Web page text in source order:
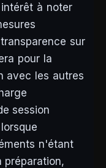
à noter
sur
pour la
avec les autres
session
n'étant
préparation,